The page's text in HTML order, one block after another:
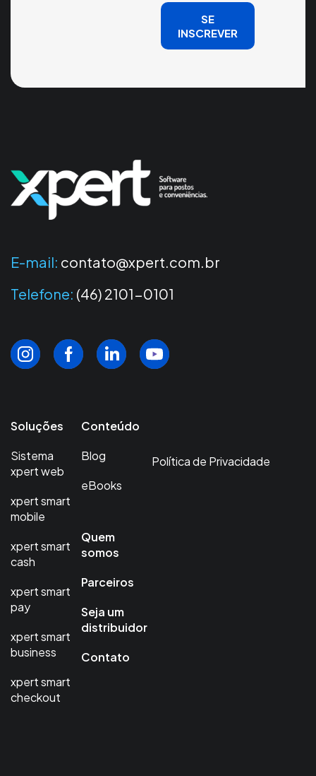
SE
INSCREVER
E-mail: contato@xpert.com.br
Telefone: (46) 2101-0101
Soluções
Sistema
xpert web
xpert smart
mobile
xpert smart
cash
xpert smart
pay
xpert smart
business
xpert smart
checkout
Conteúdo
Blog
eBooks
Quem
somos
Parceiros
Seja um
distribuidor
Contato
Política de Privacidade